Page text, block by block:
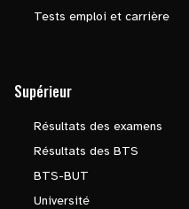
Tests emploi et carrière
Supérieur
Résultats des examens
Résultats des BTS
BTS-BUT
Université